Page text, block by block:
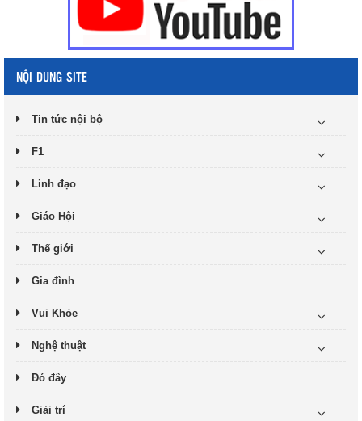
NỘI DUNG SITE
Tin tức nội bộ
F1
Linh đạo
Giáo Hội
Thế giới
Gia đình
Vui Khỏe
Nghệ thuật
Đó đây
Giải trí